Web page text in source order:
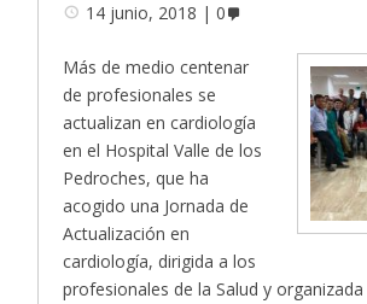
14 junio, 2018
0
Más de medio centenar
de profesionales se
actualizan en cardiología
en el Hospital Valle de los
Pedroches, que ha
acogido una Jornada de
Actualización en
cardiología, dirigida a los
profesionales de la Salud y organizada